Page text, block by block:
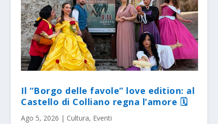
Il “Borgo delle favole” love edition: al
Castello di Colliano regna l’amore 🗓
Ago 5, 2026 | Cultura, Eventi